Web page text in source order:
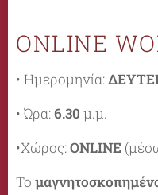
ONLINE
• Ημερομηνία:
• Ώρα:6.30 μ.μ.
•Χώρος:ONLINE
Το